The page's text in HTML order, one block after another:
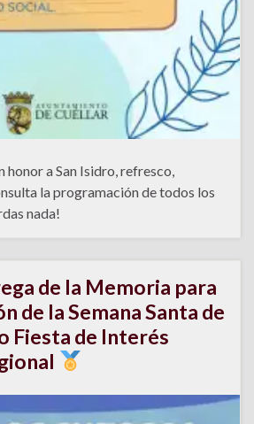
honor a San Isidro, refresco,
la programación de todos los
nada!
de la Memoria para
de la Semana Santa de
Fiesta de Interés